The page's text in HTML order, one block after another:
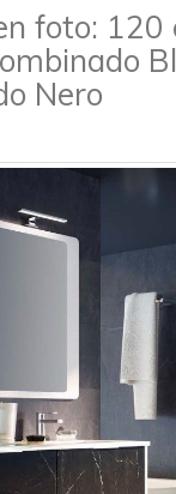
foto: 120
Nero